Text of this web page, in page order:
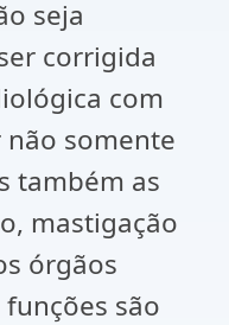
seja
corrigida
com
somente
também as
mastigação
órgãos
são